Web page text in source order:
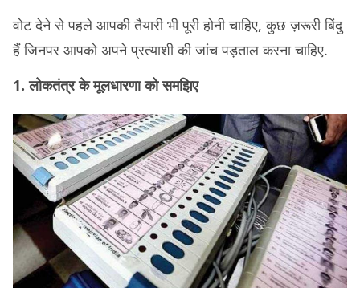
वोट देने से पहले आपकी तैयारी भी पूरी होनी चाहिए, कुछ ज़रूरी बिंदु
हैं जिनपर आपको अपने प्रत्याशी की जांच पड़ताल करना चाहिए.
1. लोकतंत्र के मूलधारणा को समझिए